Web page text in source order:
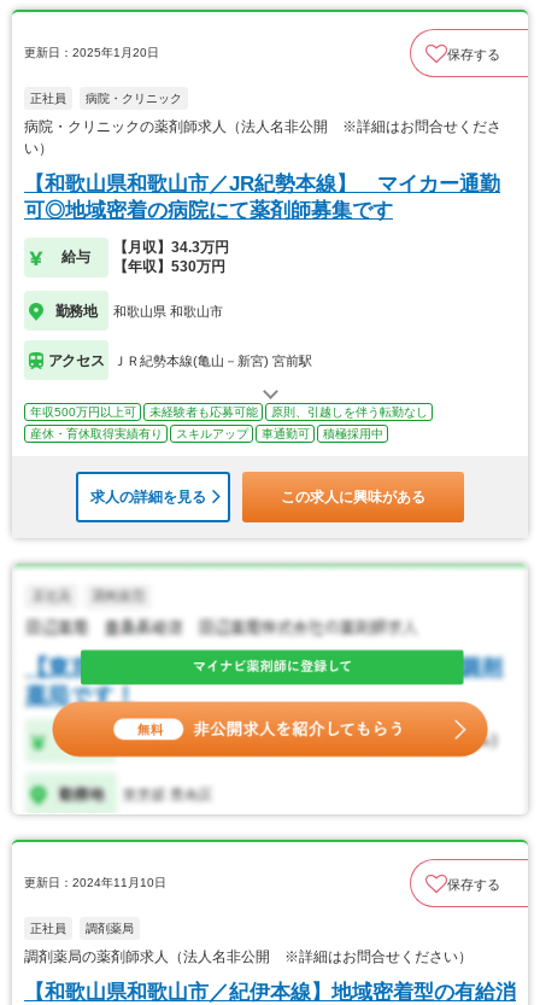
更新日：2025年1月20日 保存する
正社員 病院・クリニック
病院・クリニックの薬剤師求人（法人名非公開 ※詳細はお問合せくださ
い）
【和歌山県和歌山市／JR紀勢本線】 マイカー通勤
可◎地域密着の病院にて薬剤師募集です
給与
【月収】34.3万円
【年収】530万円
勤務地 和歌山県 和歌山市
アクセス ＪＲ紀勢本線(亀山－新宮) 宮前駅
年収500万円以上可 未経験者も応募可能
原則、引越しを伴う転勤なし
産休・育休取得実績有り
スキルアップ 車通勤可 積極採用中
求人の詳細を見る この求人に興味がある
更新日：2024年11月10日 保存する
正社員 調剤薬局
調剤薬局の薬剤師求人（法人名非公開 ※詳細はお問合せください）
【和歌山県和歌山市／紀伊本線】地域密着型の有給消